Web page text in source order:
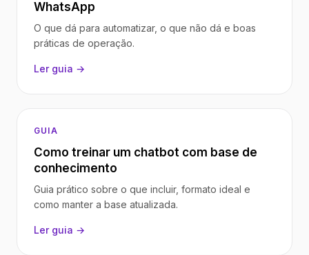
WhatsApp
O que dá para automatizar, o que não dá e boas
práticas de operação.
Ler guia →
GUIA
Como treinar um chatbot com base de
conhecimento
Guia prático sobre o que incluir, formato ideal e
como manter a base atualizada.
Ler guia →